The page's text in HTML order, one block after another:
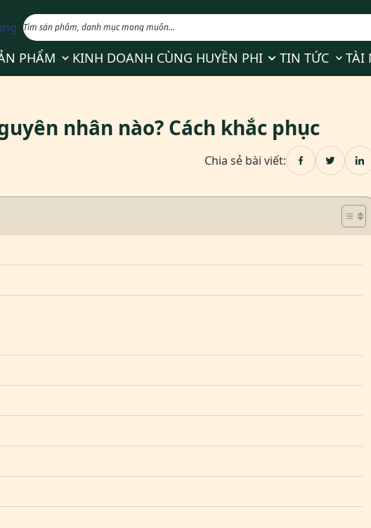
submenu for Về Huyền Phi
PHẨM Show submenu for Sản phẩm
KINH DOANH CÙNG HUYỀN PHI Show submenu for
TIN TỨC Show
TÀI
nhân nào? Cách khắc phục
Chia sẻ bài viết: